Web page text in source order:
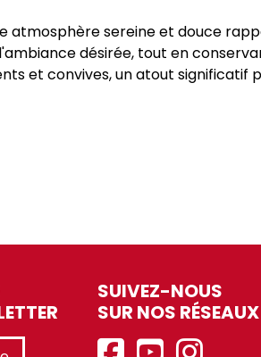
atmosphère sereine et douce
désirée, tout en
et convives, un atout
SUIVEZ-NOUS
SUR NOS RÉSEAUX